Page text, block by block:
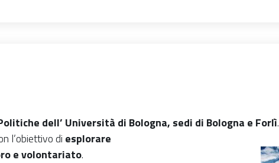
dell’ Università di Bologna, sedi di Bologna e Forlì.
l’obiettivo di esplorare
e volontariato.